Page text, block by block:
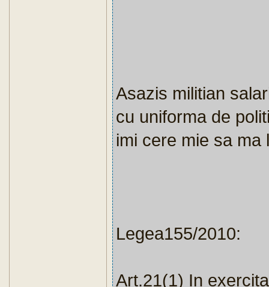
Asazis militian
cu uniforma de
imi cere mie sa ma
Legea155/2010:
Art.21(1) In